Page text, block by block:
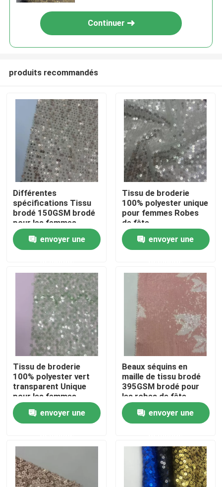
Accueil
A propos de nous
Produits
Vidéos
Terry Fabric français
Tissu visqueux de toile
Tissu de laine polaire
Tissus de broderie en coton
Continuer
produits recommandés
Différentes
spécifications Tissu
brodé 150GSM brodé
pour les femmes
envoyer une
Tissu de broderie
100% polyester unique
pour femmes Robes
de fête
envoyer une
Tissu de broderie
100% polyester vert
transparent Unique
pour les femmes
envoyer une
Beaux séquins en
maille de tissu brodé
395GSM brodé pour
les robes de fête
envoyer une